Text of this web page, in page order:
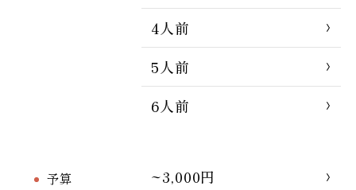
4人前
5人前
6人前
予算
~3,000円